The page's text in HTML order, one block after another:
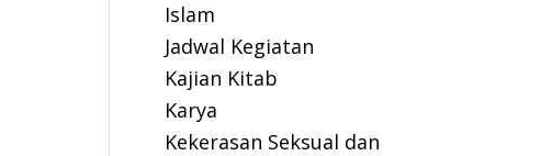
Islam
Jadwal Kegiatan
Kajian Kitab
Karya
Kekerasan Seksual dan